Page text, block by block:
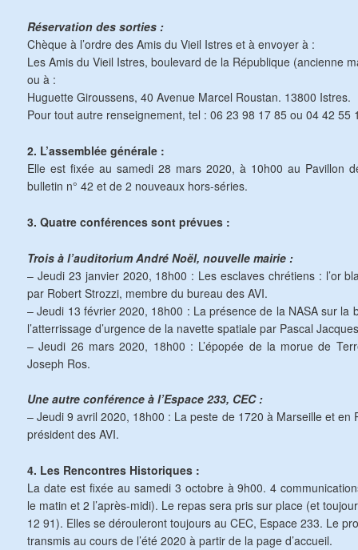
Réservation des sorties :
Chèque à l’ordre des Amis du Vieil Istres et à envoyer à :
Les Amis du Vieil Istres, boulevard de la République (ancienne
ou à :
Huguette Giroussens, 40 Avenue Marcel Roustan. 13800 Istres.
Pour tout autre renseignement, tel : 06 23 98 17 85 ou 04 42 55
2. L’assemblée générale :
Elle est fixée au samedi 28 mars 2020, à 10h00 au Pavillon
bulletin n° 42 et de 2 nouveaux hors-séries.
3. Quatre conférences sont prévues :
Trois à l’auditorium André Noël, nouvelle mairie :
– Jeudi 23 janvier 2020, 18h00 : Les esclaves chrétiens : l’or
par Robert Strozzi, membre du bureau des AVI.
– Jeudi 13 février 2020, 18h00 : La présence de la NASA sur la
l’atterrissage d’urgence de la navette spatiale par Pascal
– Jeudi 26 mars 2020, 18h00 : L’épopée de la morue de
Joseph Ros.
Une autre conférence à l’Espace 233, CEC :
– Jeudi 9 avril 2020, 18h00 : La peste de 1720 à Marseille et en
président des AVI.
4. Les Rencontres Historiques :
La date est fixée au samedi 3 octobre à 9h00. 4
le matin et 2 l’après-midi). Le repas sera pris sur place (et
12 91). Elles se dérouleront toujours au CEC, Espace 233. Le
transmis au cours de l’été 2020 à partir de la page d’accueil.